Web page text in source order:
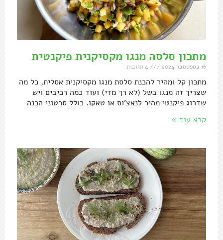
מתכון סלסה מנגו מקסיקנית פיקנטית
16 בספטמבר 2024
מתכון קל ומהיר להכנת סלסת מנגו מקסיקנית אסלית, כל מה
שצריך זה מנגו בשל (לא רך מדי) ועוד כמה רכיבים ויש
שדרוג פיקנטי מהיר לנאצ'וס או טאקו. כולל סרטוני הכנה
קרא עוד »